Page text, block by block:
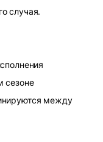
случая.
сезоне
между